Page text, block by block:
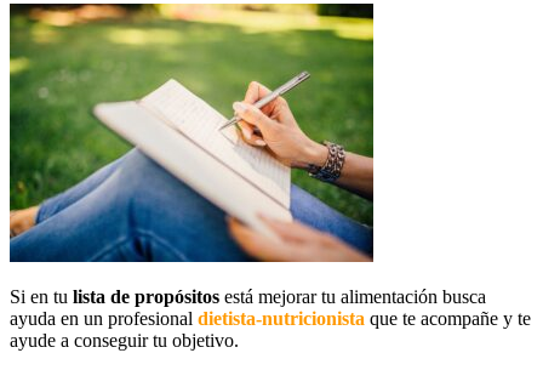
Si en tu lista de propósitos está mejorar tu alimentación busca
ayuda en un profesional dietista-nutricionista que te acompañe y te
ayude a conseguir tu objetivo.